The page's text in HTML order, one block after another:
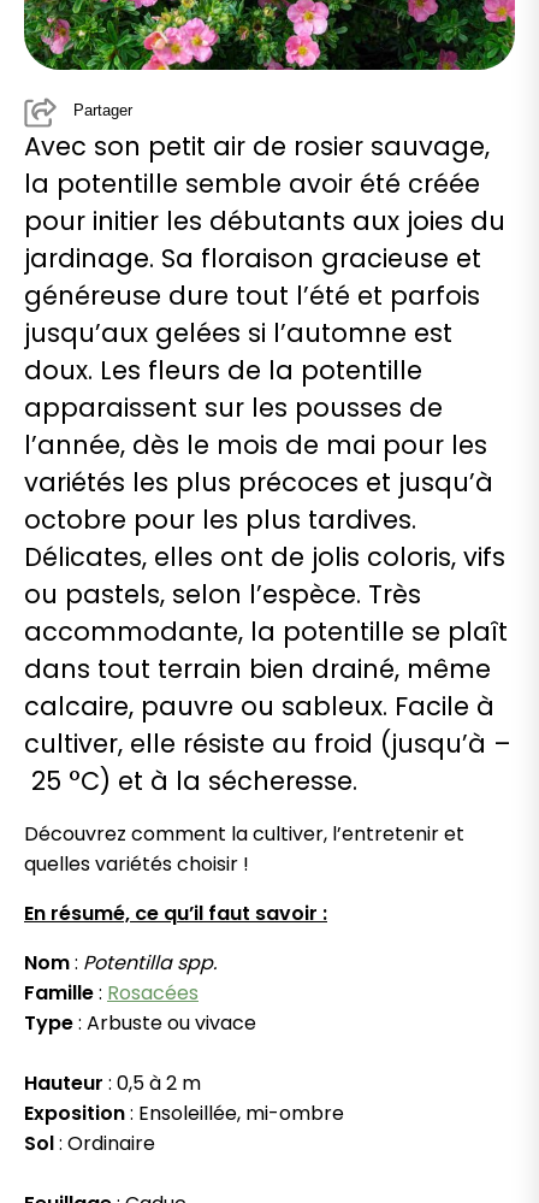
Partager
Avec son petit air de rosier sauvage,
la potentille semble avoir été créée
pour initier les débutants aux joies du
jardinage. Sa floraison gracieuse et
généreuse dure tout l’été et parfois
jusqu’aux gelées si l’automne est
doux. Les fleurs de la potentille
apparaissent sur les pousses de
l’année, dès le mois de mai pour les
variétés les plus précoces et jusqu’à
octobre pour les plus tardives.
Délicates, elles ont de jolis coloris, vifs
ou pastels, selon l’espèce. Très
accommodante, la potentille se plaît
dans tout terrain bien drainé, même
calcaire, pauvre ou sableux. Facile à
cultiver, elle résiste au froid (jusqu’à –
25 °C) et à la sécheresse.
Découvrez comment la cultiver, l’entretenir et
quelles variétés choisir !
En résumé, ce qu’il faut savoir :
Nom: Potentilla spp.
Famille: Rosacées
Type: Arbuste ou vivace
Hauteur : 0,5 à 2 m
Exposition: Ensoleillée, mi-ombre
Sol: Ordinaire